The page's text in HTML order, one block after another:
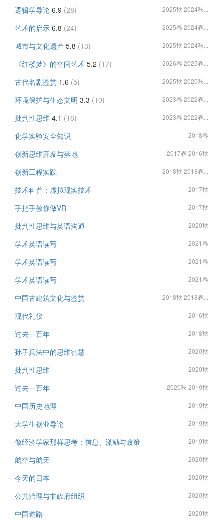
逻辑学导论 6.9 (28) 2025秋 2024秋...
艺术的启示 6.8 (24) 2025春 2024春...
城市与文化遗产 5.8 (13) 2025秋 2024秋...
《红楼梦》的空间艺术 5.2 (17) 2026春 2025春...
古代名剧鉴赏 1.6 (5) 2025秋 2020秋...
环境保护与生态文明 3.3 (10) 2023春 2022春...
批判性思维 4.1 (16) 2023春 2022春...
化学实验安全知识 2018春
创新思维开发与落地 2017春 2016秋
创新工程实践 2018秋 2018春...
技术科普：虚拟现实技术 2017秋
手把手教你做VR 2017秋
批判性思维与英语沟通 2020秋
学术英语读写 2021春
学术英语读写 2021春
学术英语读写 2021春
中国古建筑文化与鉴赏 2018秋 2018春...
现代礼仪 2016秋
过去一百年 2018秋
孙子兵法中的思维智慧 2020秋
批判性思维 2020秋
过去一百年 2020秋 2019秋
中国历史地理 2019秋
大学生创业导论 2019秋
像经济学家那样思考：信息、激励与政策 2019秋
航空与航天 2020秋
今天的日本 2020秋
公共治理与非政府组织 2020秋
中国道路 2020秋